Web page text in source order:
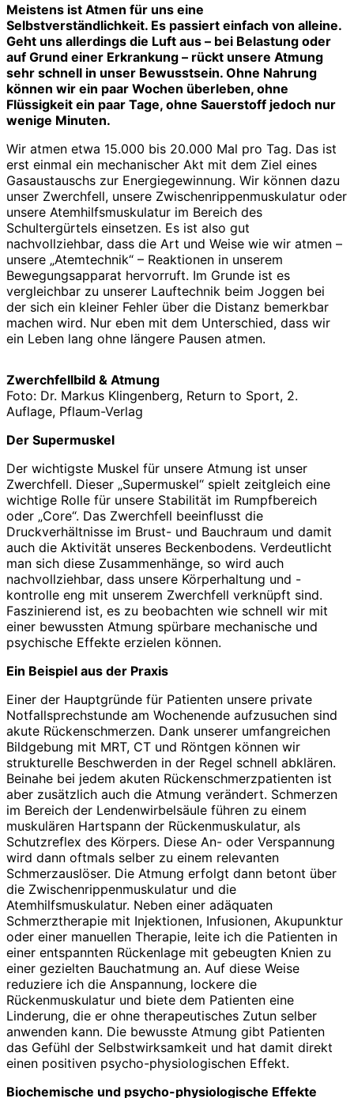
Meistens ist Atmen für uns eine
Selbstverständlichkeit. Es passiert einfach von alleine.
Geht uns allerdings die Luft aus – bei Belastung oder
auf Grund einer Erkrankung – rückt unsere Atmung
sehr schnell in unser Bewusstsein. Ohne Nahrung
können wir ein paar Wochen überleben, ohne
Flüssigkeit ein paar Tage, ohne Sauerstoff jedoch nur
wenige Minuten.
Wir atmen etwa 15.000 bis 20.000 Mal pro Tag. Das ist
erst einmal ein mechanischer Akt mit dem Ziel eines
Gasaustauschs zur Energiegewinnung. Wir können dazu
unser Zwerchfell, unsere Zwischenrippenmuskulatur oder
unsere Atemhilfsmuskulatur im Bereich des
Schultergürtels einsetzen. Es ist also gut
nachvollziehbar, dass die Art und Weise wie wir atmen –
unsere „Atemtechnik“ – Reaktionen in unserem
Bewegungsapparat hervorruft. Im Grunde ist es
vergleichbar zu unserer Lauftechnik beim Joggen bei
der sich ein kleiner Fehler über die Distanz bemerkbar
machen wird. Nur eben mit dem Unterschied, dass wir
ein Leben lang ohne längere Pausen atmen.
Zwerchfellbild & Atmung
Foto: Dr. Markus Klingenberg, Return to Sport, 2.
Auflage, Pflaum-Verlag
Der Supermuskel
Der wichtigste Muskel für unsere Atmung ist unser
Zwerchfell. Dieser „Supermuskel“ spielt zeitgleich eine
wichtige Rolle für unsere Stabilität im Rumpfbereich
oder „Core“. Das Zwerchfell beeinflusst die
Druckverhältnisse im Brust- und Bauchraum und damit
auch die Aktivität unseres Beckenbodens. Verdeutlicht
man sich diese Zusammenhänge, so wird auch
nachvollziehbar, dass unsere Körperhaltung und -
kontrolle eng mit unserem Zwerchfell verknüpft sind.
Faszinierend ist, es zu beobachten wie schnell wir mit
einer bewussten Atmung spürbare mechanische und
psychische Effekte erzielen können.
Ein Beispiel aus der Praxis
Einer der Hauptgründe für Patienten unsere private
Notfallsprechstunde am Wochenende aufzusuchen sind
akute Rückenschmerzen. Dank unserer umfangreichen
Bildgebung mit MRT, CT und Röntgen können wir
strukturelle Beschwerden in der Regel schnell abklären.
Beinahe bei jedem akuten Rückenschmerzpatienten ist
aber zusätzlich auch die Atmung verändert. Schmerzen
im Bereich der Lendenwirbelsäule führen zu einem
muskulären Hartspann der Rückenmuskulatur, als
Schutzreflex des Körpers. Diese An- oder Verspannung
wird dann oftmals selber zu einem relevanten
Schmerzauslöser. Die Atmung erfolgt dann betont über
die Zwischenrippenmuskulatur und die
Atemhilfsmuskulatur. Neben einer adäquaten
Schmerztherapie mit Injektionen, Infusionen, Akupunktur
oder einer manuellen Therapie, leite ich die Patienten in
einer entspannten Rückenlage mit gebeugten Knien zu
einer gezielten Bauchatmung an. Auf diese Weise
reduziere ich die Anspannung, lockere die
Rückenmuskulatur und biete dem Patienten eine
Linderung, die er ohne therapeutisches Zutun selber
anwenden kann. Die bewusste Atmung gibt Patienten
das Gefühl der Selbstwirksamkeit und hat damit direkt
einen positiven psycho-physiologischen Effekt.
Biochemische und psycho-physiologische Effekte